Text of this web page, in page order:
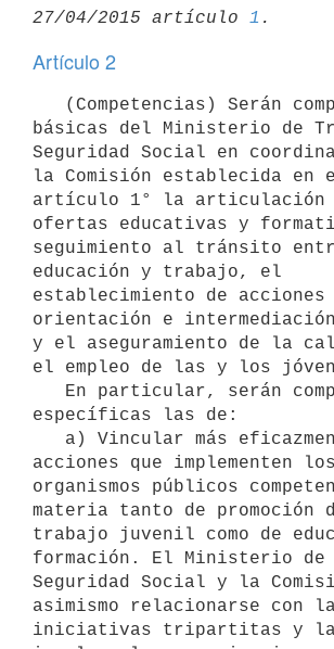
27/04/2015 artículo 1
Artículo 2
básicas del Ministerio de
Seguridad Social en
la Comisión establecida en
artículo 1° la articulación
ofertas educativas y
seguimiento al tránsito
educación y trabajo, el
establecimiento de
orientación e
y el aseguramiento de la
el empleo de las y los
específicas las de:
acciones que implementen los
organismos públicos
materia tanto de promoción
trabajo juvenil como de
formación. El Ministerio de
Seguridad Social y la
asimismo relacionarse con
iniciativas tripartitas y